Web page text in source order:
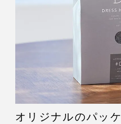
オリジナルのパッ